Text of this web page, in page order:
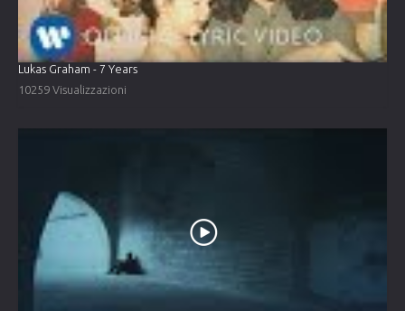
Lukas Graham - 7 Years
10259 Visualizzazioni